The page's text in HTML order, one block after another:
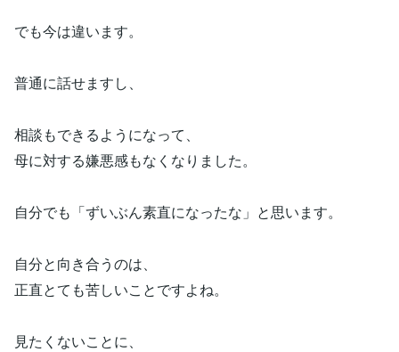
でも今は違います。
普通に話せますし、
相談もできるようになって、
母に対する嫌悪感もなくなりました。
自分でも「ずいぶん素直になったな」と思います。
自分と向き合うのは、
正直とても苦しいことですよね。
見たくないことに、